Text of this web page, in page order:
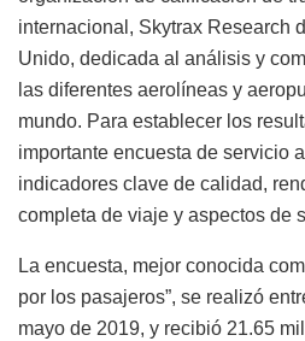
internacional, Skytrax Research
Unido, dedicada al análisis y
las diferentes aerolíneas y
mundo. Para establecer los
importante encuesta de servicio
indicadores clave de calidad,
completa de viaje y aspectos de
La encuesta, mejor conocida
por los pasajeros”, se realizó
mayo de 2019, y recibió 21.65